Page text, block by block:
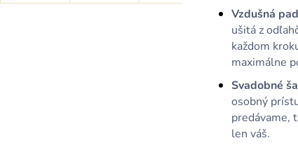
Vzdušná
ušitá z
každom
maximálne
Svadobné
osobný
predávame,
len váš.